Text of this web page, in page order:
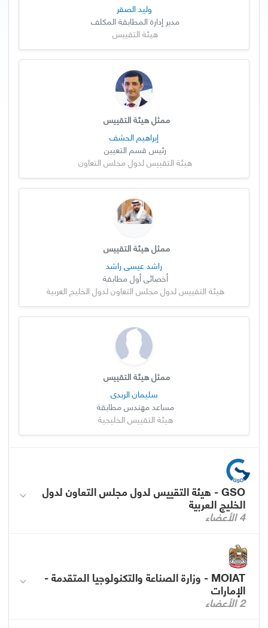
وليد الصقر
مدير إدارة المطابقة المكلف
هيئة التقييس
ممثل هيئة التقييس
إبراهيم الحشف
رئيس قسم التعيين
هيئة التقييس لدول مجلس التعاون
ممثل هيئة التقييس
راشد عيسى راشد
أخصائي أول مطابقة
هيئة التقييس لدول مجلس التعاون لدول الخليج العربية
ممثل هيئة التقييس
سليمان الربدي
مساعد مهندس مطابقة
هيئة التقييس الخليجية
GSO - هيئة التقييس لدول مجلس التعاون لدول
الخليج العربية
4 الأعضاء
MOIAT - وزارة الصناعة والتكنولوجيا المتقدمة -
الإمارات
2 الأعضاء